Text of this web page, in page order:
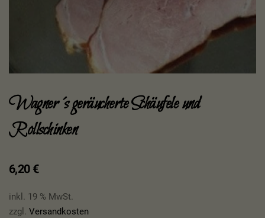
Wagner´s geräucherte Schäufele und
Rollschinken
6,20 €
inkl. 19 % MwSt.
zzgl. Versandkosten